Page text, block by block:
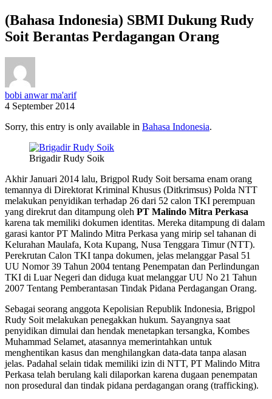
(Bahasa Indonesia) SBMI Dukung Rudy
Soit Berantas Perdagangan Orang
bobi anwar ma'arif
4 September 2014
Sorry, this entry is only available in Bahasa Indonesia.
Brigadir Rudy Soik
Akhir Januari 2014 lalu, Brigpol Rudy Soit bersama enam orang
temannya di Direktorat Kriminal Khusus (Ditkrimsus) Polda NTT
melakukan penyidikan terhadap 26 dari 52 calon TKI perempuan
yang direkrut dan ditampung oleh PT Malindo Mitra Perkasa
karena tak memiliki dokumen identitas. Mereka ditampung di dalam
garasi kantor PT Malindo Mitra Perkasa yang mirip sel tahanan di
Kelurahan Maulafa, Kota Kupang, Nusa Tenggara Timur (NTT).
Perekrutan Calon TKI tanpa dokumen, jelas melanggar Pasal 51
UU Nomor 39 Tahun 2004 tentang Penempatan dan Perlindungan
TKI di Luar Negeri dan diduga kuat melanggar UU No 21 Tahun
2007 Tentang Pemberantasan Tindak Pidana Perdagangan Orang.
Sebagai seorang anggota Kepolisian Republik Indonesia, Brigpol
Rudy Soit melakukan penegakkan hukum. Sayangnya saat
penyidikan dimulai dan hendak menetapkan tersangka, Kombes
Muhammad Selamet, atasannya memerintahkan untuk
menghentikan kasus dan menghilangkan data-data tanpa alasan
jelas. Padahal selain tidak memiliki izin di NTT, PT Malindo Mitra
Perkasa telah berulang kali dilaporkan karena dugaan penempatan
non prosedural dan tindak pidana perdagangan orang (trafficking).